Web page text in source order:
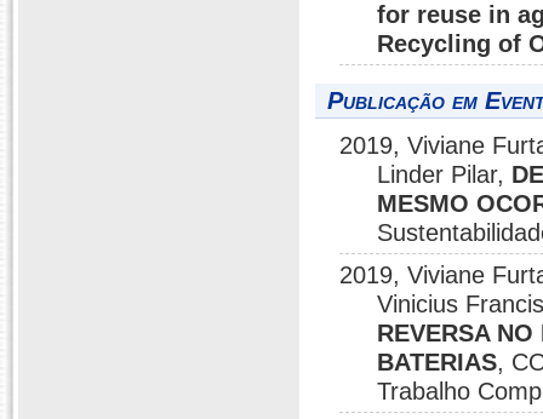
for reuse in
Recycling of
Publicação em
2019, Viviane
Linder Pilar,
MESMO
2019, Viviane
Vinicius
REVERSA
BATERIAS,
Trabalho